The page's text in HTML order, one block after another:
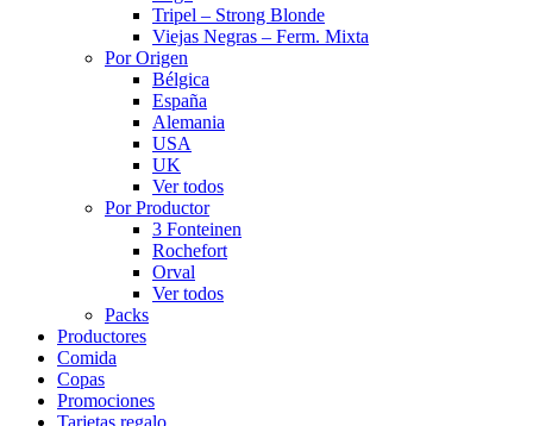
Tripel – Strong Blonde
Viejas Negras – Ferm. Mixta
Por Origen
Bélgica
España
Alemania
USA
UK
Ver todos
Por Productor
3 Fonteinen
Rochefort
Orval
Ver todos
Packs
Productores
Comida
Copas
Promociones
Tarjetas regalo